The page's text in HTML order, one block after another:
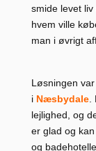
smide levet
hvem ville
man i øvrigt
Løsningen
i Næsbydale.
lejlighed, og
er glad og
og